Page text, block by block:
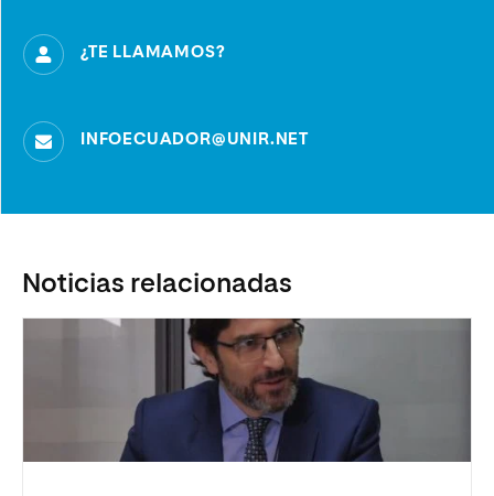
¿TE LLAMAMOS?
INFOECUADOR@UNIR.NET
Noticias relacionadas